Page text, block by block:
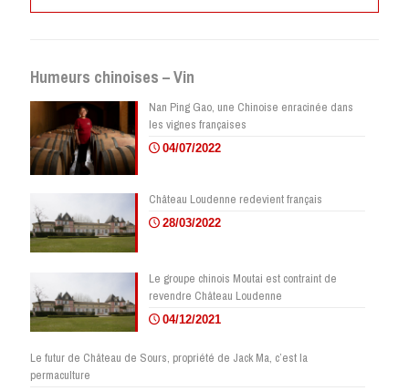
Humeurs chinoises – Vin
Nan Ping Gao, une Chinoise enracinée dans
les vignes françaises
04/07/2022
Château Loudenne redevient français
28/03/2022
Le groupe chinois Moutai est contraint de
revendre Château Loudenne
04/12/2021
Le futur de Château de Sours, propriété de Jack Ma, c’est la
permaculture